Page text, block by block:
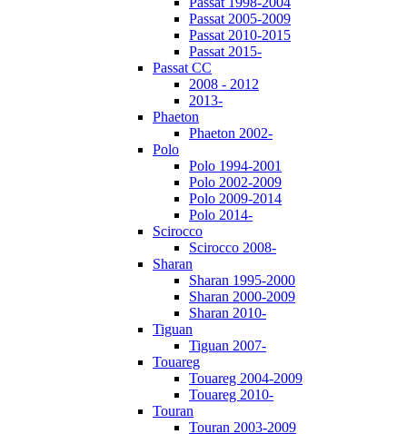
Passat 2005-2009
Passat 2010-2015
Passat 2015-
Passat CC
2008 - 2012
2013-
Phaeton
Phaeton 2002-
Polo
Polo 1994-2001
Polo 2002-2009
Polo 2009-2014
Polo 2014-
Scirocco
Scirocco 2008-
Sharan
Sharan 1995-2000
Sharan 2000-2009
Sharan 2010-
Tiguan
Tiguan 2007-
Touareg
Touareg 2004-2009
Touareg 2010-
Touran
Touran 2003-2009